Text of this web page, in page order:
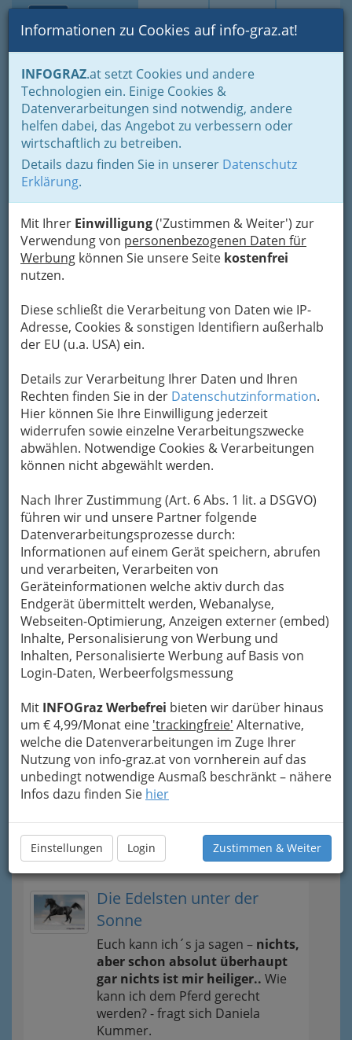
Suche Login Toggle
Informationen zu Cookies auf info-graz.at!
INFOGRAZ.at setzt Cookies und andere
Technologien ein. Einige Cookies &
Datenverarbeitungen sind notwendig, andere
helfen dabei, das Angebot zu verbessern oder
wirtschaftlich zu betreiben.
Details dazu finden Sie in unserer Datenschutz
Erklärung.
Mit Ihrer Einwilligung('Zustimmen & Weiter') zur
Verwendung von personenbezogenen Daten für
Werbung können Sie unsere Seite kostenfrei
nutzen.
Diese schließt die Verarbeitung von Daten wie IP-
Adresse, Cookies & sonstigen Identifiern außerhalb
der EU (u.a. USA) ein.
Details zur Verarbeitung Ihrer Daten und Ihren
Rechten finden Sie in der Datenschutzinformation.
Hier können Sie Ihre Einwilligung jederzeit
widerrufen sowie einzelne Verarbeitungszwecke
abwählen. Notwendige Cookies & Verarbeitungen
können nicht abgewählt werden.
Nach Ihrer Zustimmung (Art. 6 Abs. 1 lit. a DSGVO)
führen wir und unsere Partner folgende
Datenverarbeitungsprozesse durch:
Informationen auf einem Gerät speichern, abrufen
und verarbeiten, Verarbeiten von
Geräteinformationen welche aktiv durch das
Endgerät übermittelt werden, Webanalyse,
Webseiten-Optimierung, Anzeigen externer (embed)
Inhalte, Personalisierung von Werbung und
Inhalten, Personalisierte Werbung auf Basis von
Login-Daten, Werbeerfolgsmessung
Mit INFOGraz Werbefrei bieten wir darüber hinaus
um € 4,99/Monat eine 'trackingfreie' Alternative,
welche die Datenverarbeitungen im Zuge Ihrer
Nutzung von info-graz.at von vornherein auf das
unbedingt notwendige Ausmaß beschränkt – nähere
Infos dazu finden Sie hier
Einstellungen Login Zustimmen & Weiter
Home Branchen
Gewerbe, Handwerk, Banken
Gewerbe & Handwerk, Gliederung der WKO
Dachdecker & Pflasterer
Hans-Peter Fischer
Göstinger Straße 95, 8051 Graz-Gösting
Karte
Adresse mit Google Maps anschauen
Dachdecker & Pflasterer
Dachdeckerinnen
Dachdeckereien
Pflasterer - Pflasterung
Tipps
News und Wissenswertes
Die Edelsten unter der
Sonne
Euch kann ich´s ja sagen – nichts,
aber schon absolut überhaupt
gar nichts ist mir heiliger.. Wie
kann ich dem Pferd gerecht
werden? - fragt sich Daniela
Kummer.